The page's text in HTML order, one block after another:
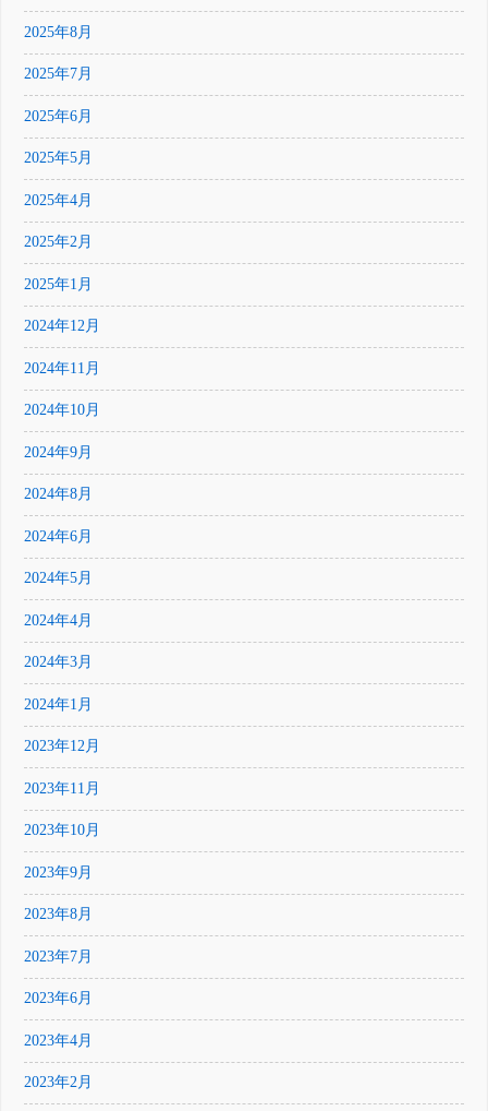
2025年8月
2025年7月
2025年6月
2025年5月
2025年4月
2025年2月
2025年1月
2024年12月
2024年11月
2024年10月
2024年9月
2024年8月
2024年6月
2024年5月
2024年4月
2024年3月
2024年1月
2023年12月
2023年11月
2023年10月
2023年9月
2023年8月
2023年7月
2023年6月
2023年4月
2023年2月